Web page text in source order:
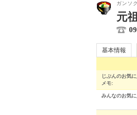
ガンソ
元
基本情報
じぶんのお気
メモ:
みんなのお気